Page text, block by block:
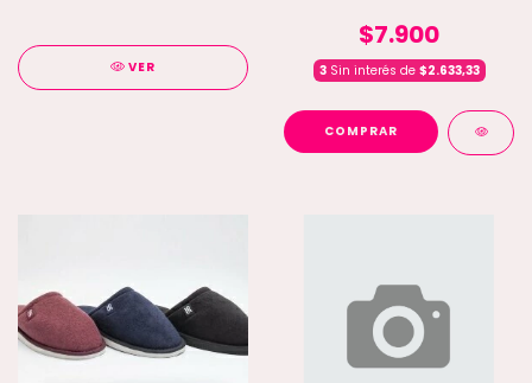
VER
$7.900
3Sin interés de $2.633,33
COMPRAR